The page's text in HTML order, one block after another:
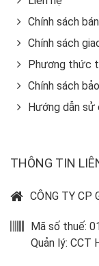
Chính sách
Chính sách
Phương thức
Chính sách
Hướng dẫn sử
THÔNG TIN
CÔNG TY CP
Mã số thuế:
Quản lý: CCT